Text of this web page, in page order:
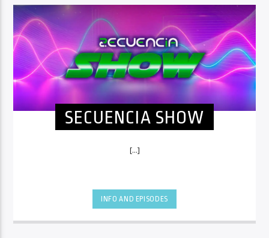
SECUENCIA SHOW
[...]
INFO AND EPISODES